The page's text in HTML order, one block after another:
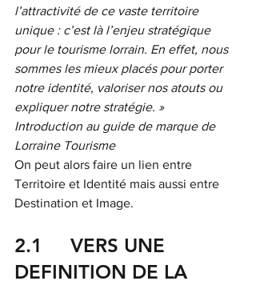
l’attractivité de ce vaste territoire
unique : c’est là l’enjeu stratégique
pour le tourisme lorrain. En effet, nous
sommes les mieux placés pour porter
notre identité, valoriser nos atouts ou
expliquer notre stratégie. »
Introduction au guide de marque de
Lorraine Tourisme
On peut alors faire un lien entre
Territoire et Identité mais aussi entre
Destination et Image.
2.1     VERS UNE
DEFINITION DE LA